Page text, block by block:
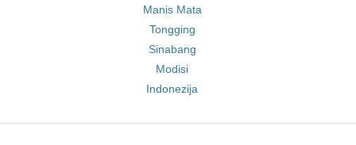
Manis Mata
Tongging
Sinabang
Modisi
Indonezija